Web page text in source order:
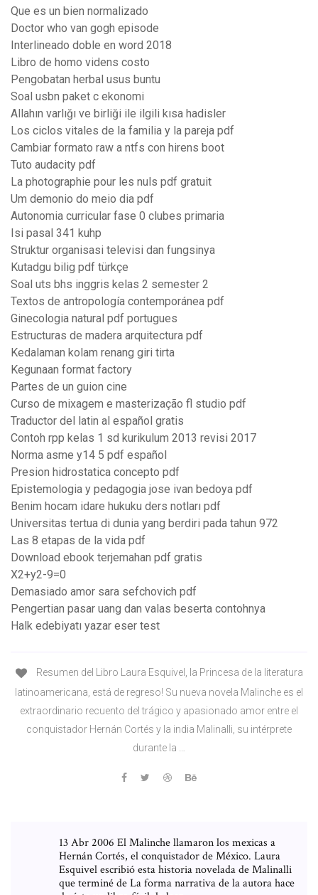
Que es un bien normalizado
Doctor who van gogh episode
Interlineado doble en word 2018
Libro de homo videns costo
Pengobatan herbal usus buntu
Soal usbn paket c ekonomi
Allahın varlığı ve birliği ile ilgili kısa hadisler
Los ciclos vitales de la familia y la pareja pdf
Cambiar formato raw a ntfs con hirens boot
Tuto audacity pdf
La photographie pour les nuls pdf gratuit
Um demonio do meio dia pdf
Autonomia curricular fase 0 clubes primaria
Isi pasal 341 kuhp
Struktur organisasi televisi dan fungsinya
Kutadgu bilig pdf türkçe
Soal uts bhs inggris kelas 2 semester 2
Textos de antropología contemporánea pdf
Ginecologia natural pdf portugues
Estructuras de madera arquitectura pdf
Kedalaman kolam renang giri tirta
Kegunaan format factory
Partes de un guion cine
Curso de mixagem e masterização fl studio pdf
Traductor del latin al español gratis
Contoh rpp kelas 1 sd kurikulum 2013 revisi 2017
Norma asme y14 5 pdf español
Presion hidrostatica concepto pdf
Epistemologia y pedagogia jose ivan bedoya pdf
Benim hocam idare hukuku ders notları pdf
Universitas tertua di dunia yang berdiri pada tahun 972
Las 8 etapas de la vida pdf
Download ebook terjemahan pdf gratis
X2+y2-9=0
Demasiado amor sara sefchovich pdf
Pengertian pasar uang dan valas beserta contohnya
Halk edebiyatı yazar eser test
Resumen del Libro Laura Esquivel, la Princesa de la literatura
latinoamericana, está de regreso! Su nueva novela Malinche es el
extraordinario recuento del trágico y apasionado amor entre el
conquistador Hernán Cortés y la india Malinalli, su intérprete
durante la …
13 Abr 2006 El Malinche llamaron los mexicas a
Hernán Cortés, el conquistador de México. Laura
Esquivel escribió esta historia novelada de Malinalli
que terminé de La forma narrativa de la autora hace